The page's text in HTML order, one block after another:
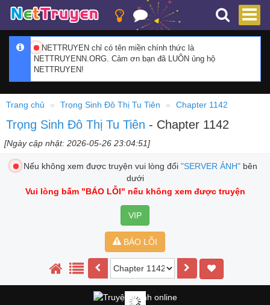
NETTRUYEN chỉ có tên miền chính thức là
NETTRUYENN.ORG. Cảm ơn bạn đã LUÔN ủng hộ
NETTRUYEN!
Trang chủ Trọng Sinh Đô Thị Tu Tiên Chapter 1142
Trọng Sinh Đô Thị Tu Tiên - Chapter 1142
[Ngày cập nhật: 2026-05-26 23:04:51]
Nếu không xem được truyện vui lòng đổi "SERVER ẢNH"bên
dưới
Vui lòng bấm "BÁO LỖI" nếu không xem được truyện
VIP
BÁO LỖI